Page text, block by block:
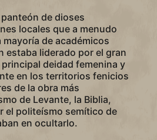
de dioses
locales que a menudo
de académicos
estaba liderado por el gran
deidad femenina y
en los territorios fenicios
de la obra más
de Levante, la Biblia,
el politeísmo semítico de
en ocultarlo.